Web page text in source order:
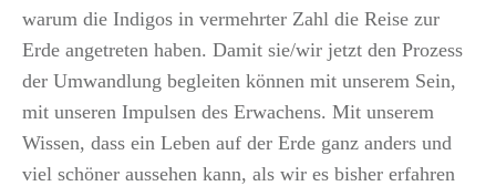
warum die Indigos in vermehrter Zahl die Reise zur
Erde angetreten haben. Damit sie/wir jetzt den Prozess
der Umwandlung begleiten können mit unserem Sein,
mit unseren Impulsen des Erwachens. Mit unserem
Wissen, dass ein Leben auf der Erde ganz anders und
viel schöner aussehen kann, als wir es bisher erfahren